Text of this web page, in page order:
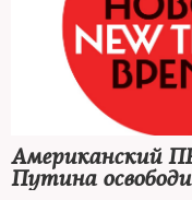
Американский
Путина